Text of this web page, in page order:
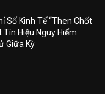
Số Kinh Tế “Then Chốt
Tín Hiệu Nguy Hiểm
Giữa Kỳ